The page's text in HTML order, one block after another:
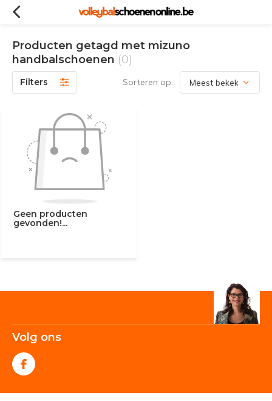
Producten getagd met mizuno
handbalschoenen (0)
Filters Sorteren op:
Geen producten
gevonden!...
Volg ons